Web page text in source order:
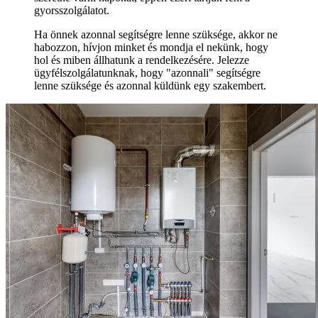
gyorsszolgálatot.
Ha önnek azonnal segítségre lenne szüksége, akkor ne
habozzon, hívjon minket és mondja el nekünk, hogy
hol és miben állhatunk a rendelkezésére. Jelezze
ügyfélszolgálatunknak, hogy "azonnali" segítségre
lenne szüksége és azonnal küldünk egy szakembert.